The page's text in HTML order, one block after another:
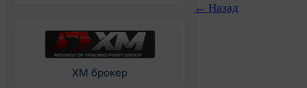
XM брокер
← Назад